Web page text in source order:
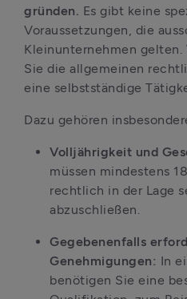
gründen. Es gibt keine
Voraussetzungen, die
Kleinunternehmen
Sie die allgemeinen
eine selbstständige
Dazu gehören
Volljährigkeit und
müssen mindestens
rechtlich in der Lage
abzuschließen.
Gegebenenfalls
Genehmigungen: In
benötigen Sie eine